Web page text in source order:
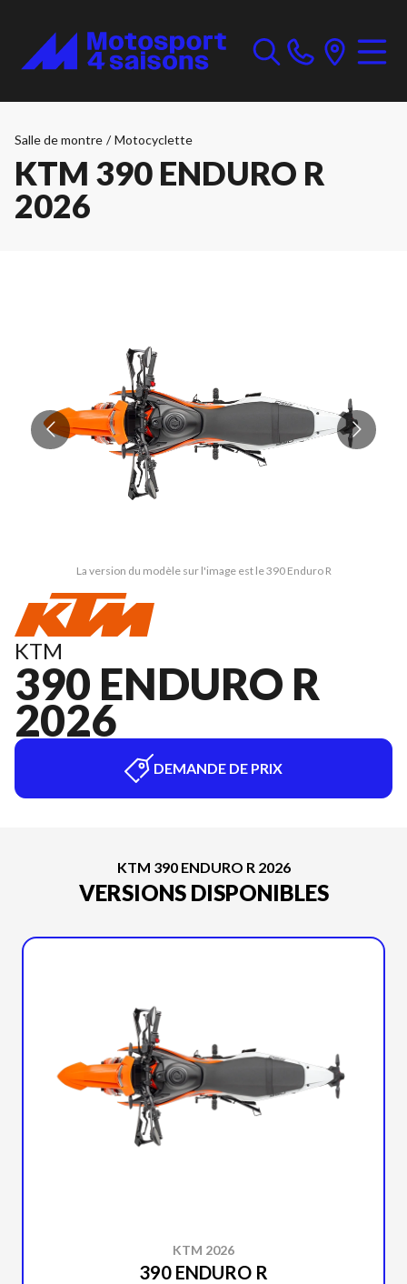
Salle de montre / Motocyclette
KTM 390 ENDURO R
2026
La version du modèle sur l'image est le 390 Enduro R
KTM
390 ENDURO R
2026
DEMANDE DE PRIX
KTM 390 ENDURO R 2026
VERSIONS DISPONIBLES
KTM 2026
390 ENDURO R